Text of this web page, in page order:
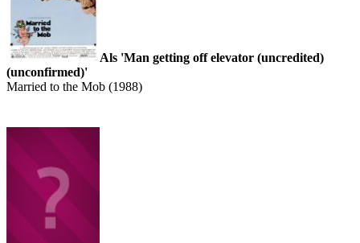
Als 'Man getting off elevator (uncredited)
(unconfirmed)'
Married to the Mob (1988)